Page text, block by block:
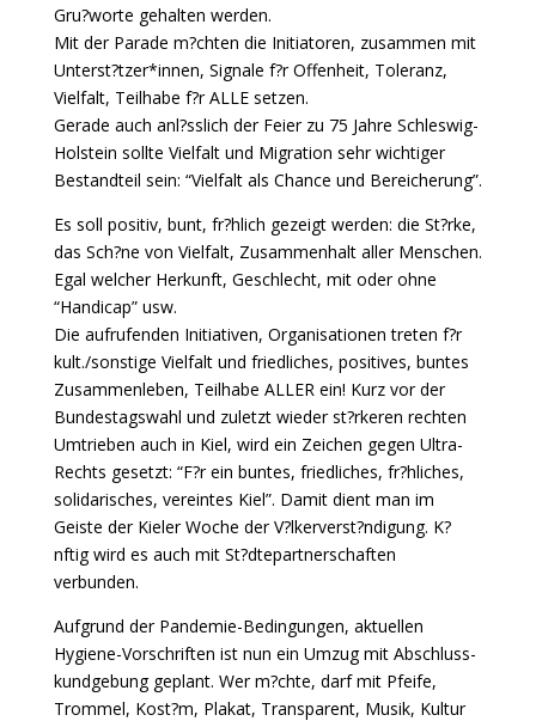
Gru?worte gehalten werden.
Mit der Parade m?chten die Initiatoren, zusammen mit
Unterst?tzer*innen, Signale f?r Offenheit, Toleranz,
Vielfalt, Teilhabe f?r ALLE setzen.
Gerade auch anl?sslich der Feier zu 75 Jahre Schleswig-
Holstein sollte Vielfalt und Migration sehr wichtiger
Bestandteil sein: “Vielfalt als Chance und Bereicherung”.
Es soll positiv, bunt, fr?hlich gezeigt werden: die St?rke,
das Sch?ne von Vielfalt, Zusammenhalt aller Menschen.
Egal welcher Herkunft, Geschlecht, mit oder ohne
“Handicap” usw.
Die aufrufenden Initiativen, Organisationen treten f?r
kult./sonstige Vielfalt und friedliches, positives, buntes
Zusammenleben, Teilhabe ALLER ein! Kurz vor der
Bundestagswahl und zuletzt wieder st?rkeren rechten
Umtrieben auch in Kiel, wird ein Zeichen gegen Ultra-
Rechts gesetzt: “F?r ein buntes, friedliches, fr?hliches,
solidarisches, vereintes Kiel”. Damit dient man im
Geiste der Kieler Woche der V?lkerverst?ndigung. K?
nftig wird es auch mit St?dtepartnerschaften
verbunden.
Aufgrund der Pandemie-Bedingungen, aktuellen
Hygiene-Vorschriften ist nun ein Umzug mit Abschluss-
kundgebung geplant. Wer m?chte, darf mit Pfeife,
Trommel, Kost?m, Plakat, Transparent, Musik, Kultur